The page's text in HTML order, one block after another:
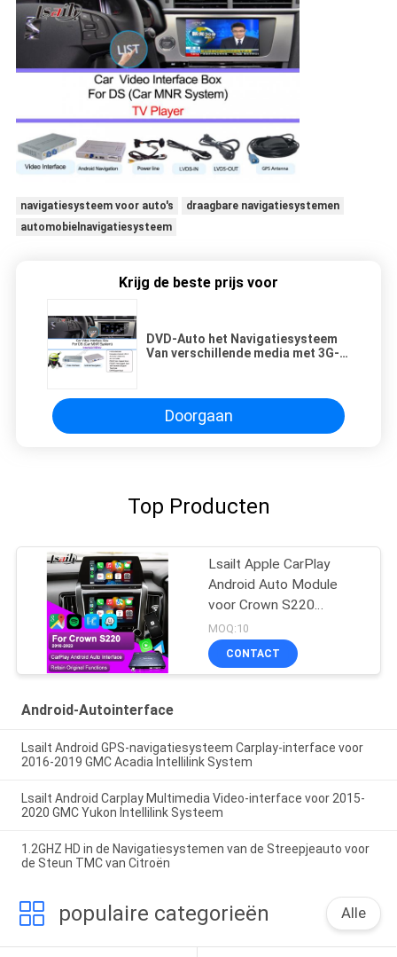
navigatiesysteem voor auto's
draagbare navigatiesystemen
automobielnavigatiesysteem
Krijg de beste prijs voor
DVD-Auto het Navigatiesysteem
Van verschillende media met 3G-
Doorgaan
Top Producten
Lsailt Apple CarPlay
Android Auto Module
voor Crown S220
GSW224 2018-2022
Integratie Mobiele
telefoon spiegelbeelding,
MOQ:10
CONTACT
Android-Autointerface
Lsailt Android GPS-navigatiesysteem Carplay-interface voor
2016-2019 GMC Acadia Intellilink System
Lsailt Android Carplay Multimedia Video-interface voor 2015-
2020 GMC Yukon Intellilink Systeem
1.2GHZ HD in de Navigatiesystemen van de Streepjeauto voor
de Steun TMC van Citroën
populaire categorieën Alle